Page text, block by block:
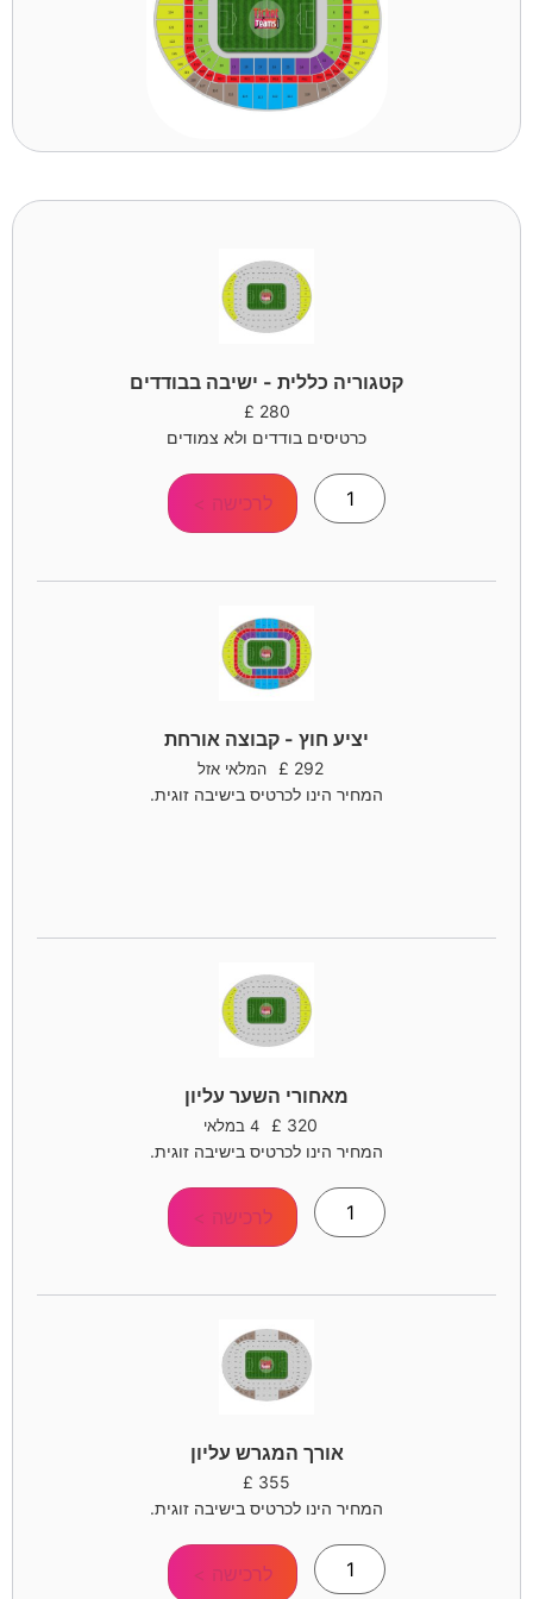
קטגוריה כללית - ישיבה בבודדים
280
£
כרטיסים בודדים ולא צמודים
לרכישה >
יציע חוץ - קבוצה אורחת
292
£ המלאי אזל
המחיר הינו לכרטיס בישיבה זוגית.
מאחורי השער עליון
320
£ 4 במלאי
המחיר הינו לכרטיס בישיבה זוגית.
לרכישה >
אורך המגרש עליון
355
£
המחיר הינו לכרטיס בישיבה זוגית.
לרכישה >